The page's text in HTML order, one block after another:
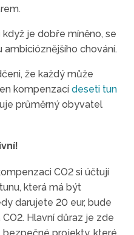
je dobře míněno, se
chování.
že každý může
kompenzací deseti tun
průměrný obyvatel
CO2 si účtují
která má být
darujete 20 eur, bude
Hlavní důraz je zde